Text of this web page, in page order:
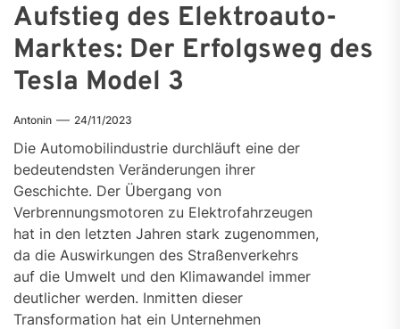
Aufstieg des Elektroauto-
Marktes: Der Erfolgsweg des
Tesla Model 3
Antonin 24/11/2023
Die Automobilindustrie durchläuft eine der
bedeutendsten Veränderungen ihrer
Geschichte. Der Übergang von
Verbrennungsmotoren zu Elektrofahrzeugen
hat in den letzten Jahren stark zugenommen,
da die Auswirkungen des Straßenverkehrs
auf die Umwelt und den Klimawandel immer
deutlicher werden. Inmitten dieser
Transformation hat ein Unternehmen